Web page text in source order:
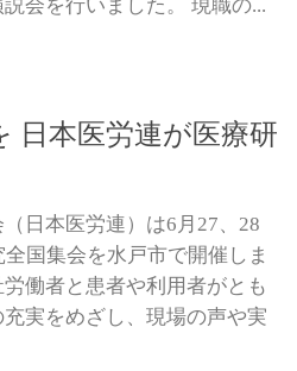
会を行いました。 現職の...
日本医労連が医療研
日本医労連）は6月27、28
国集会を水戸市で開催しま
働者と患者や利用者がとも
実をめざし、現場の声や実